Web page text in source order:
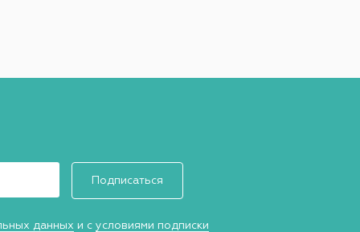
Подписаться
данных и с условиями подписки